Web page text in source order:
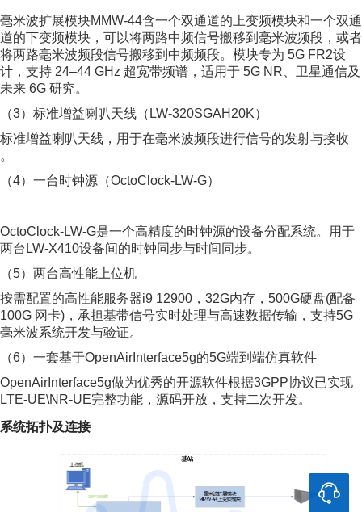
毫米波扩展模块MMW-44含一个双通道的上变频模块和一个双通
道的下变频模块，可以将两路中频信号搬移到毫米波频段，或者
将两路毫米波频段信号搬移到中频频段。模块专为 5G FR2设
计，支持 24–44 GHz 超宽带频谱，适用于 5G NR、卫星通信及
未来 6G 研究。
（3）标准增益喇叭天线（LW-320SGAH20K）
标准增益喇叭天线，用于在毫米波频段进行信号的发射与接收
。
（4）一台时钟源（OctoClock-LW-G）
OctoClock-LW-G是一个高精度的时钟源的设备分配系统。用于
两台LW-X410设备间的时钟同步与时间同步。
（5）两台高性能上位机
按需配置的高性能服务器i9 12900，32G内存，500G硬盘(配备
100G 网卡)，承担基带信号实时处理与高速数据传输，支持5G
毫米波系统开发与验证。
（6）一套基于OpenAirInterface5g的5G端到端仿真软件
OpenAirInterface5g做为优秀的开源软件根据3GPP协议已实现
LTE-UE\NR-UE完整功能，源码开放，支持二次开发。
系统拓扑及连接